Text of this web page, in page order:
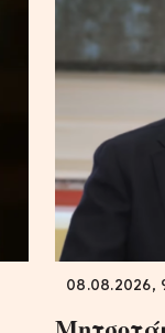
08.08.2026,